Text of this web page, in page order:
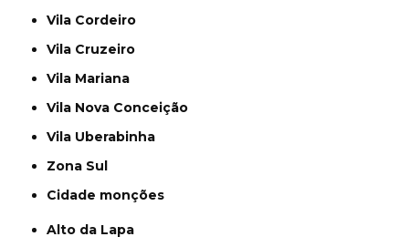
Vila Cordeiro
Vila Cruzeiro
Vila Mariana
Vila Nova Conceição
Vila Uberabinha
Zona Sul
cidade monções
Alto da Lapa